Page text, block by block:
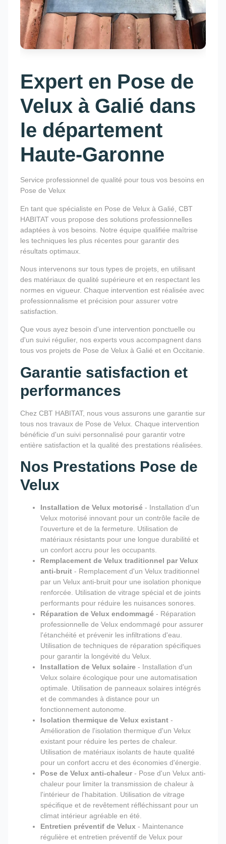
Expert en Pose de
Velux à Galié dans
le département
Haute-Garonne
Service professionnel de qualité pour tous vos besoins en
Pose de Velux
En tant que spécialiste en Pose de Velux à Galié, CBT
HABITAT vous propose des solutions professionnelles
adaptées à vos besoins. Notre équipe qualifiée maîtrise
les techniques les plus récentes pour garantir des
résultats optimaux.
Nous intervenons sur tous types de projets, en utilisant
des matériaux de qualité supérieure et en respectant les
normes en vigueur. Chaque intervention est réalisée avec
professionnalisme et précision pour assurer votre
satisfaction.
Que vous ayez besoin d'une intervention ponctuelle ou
d'un suivi régulier, nos experts vous accompagnent dans
tous vos projets de Pose de Velux à Galié et en Occitanie.
Garantie satisfaction et
performances
Chez CBT HABITAT, nous vous assurons une garantie sur
tous nos travaux de Pose de Velux. Chaque intervention
bénéficie d'un suivi personnalisé pour garantir votre
entière satisfaction et la qualité des prestations réalisées.
Nos Prestations Pose de
Velux
Installation de Velux motorisé - Installation d'un
Velux motorisé innovant pour un contrôle facile de
l'ouverture et de la fermeture. Utilisation de
matériaux résistants pour une longue durabilité et
un confort accru pour les occupants.
Remplacement de Velux traditionnel par Velux
anti-bruit - Remplacement d'un Velux traditionnel
par un Velux anti-bruit pour une isolation phonique
renforcée. Utilisation de vitrage spécial et de joints
performants pour réduire les nuisances sonores.
Réparation de Velux endommagé - Réparation
professionnelle de Velux endommagé pour assurer
l'étanchéité et prévenir les infiltrations d'eau.
Utilisation de techniques de réparation spécifiques
pour garantir la longévité du Velux.
Installation de Velux solaire - Installation d'un
Velux solaire écologique pour une automatisation
optimale. Utilisation de panneaux solaires intégrés
et de commandes à distance pour un
fonctionnement autonome.
Isolation thermique de Velux existant -
Amélioration de l'isolation thermique d'un Velux
existant pour réduire les pertes de chaleur.
Utilisation de matériaux isolants de haute qualité
pour un confort accru et des économies d'énergie.
Pose de Velux anti-chaleur- Pose d'un Velux anti-
chaleur pour limiter la transmission de chaleur à
l'intérieur de l'habitation. Utilisation de vitrage
spécifique et de revêtement réfléchissant pour un
climat intérieur agréable en été.
Entretien préventif de Velux - Maintenance
régulière et entretien préventif de Velux pour